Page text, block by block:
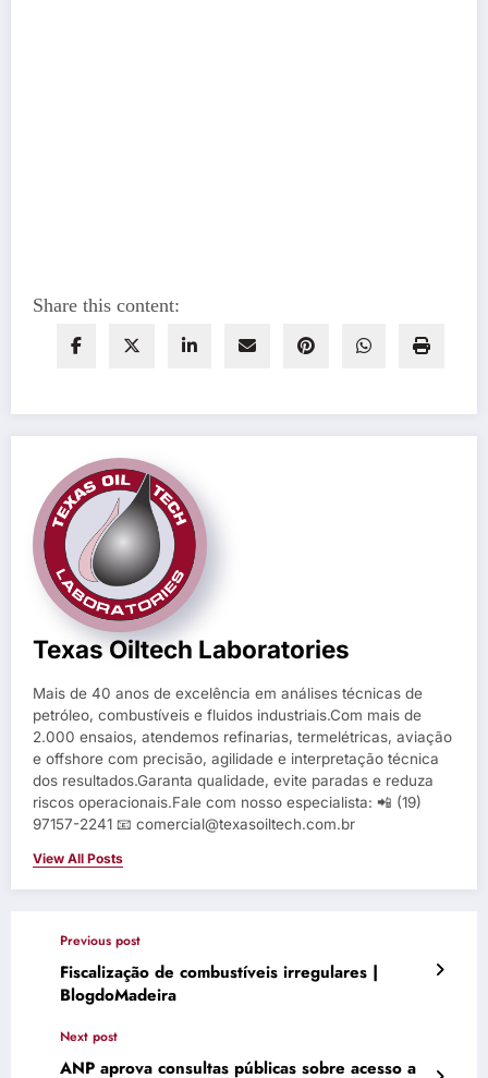
Share this content:
Texas Oiltech Laboratories
Mais de 40 anos de excelência em análises técnicas de
petróleo, combustíveis e fluidos industriais.Com mais de
2.000 ensaios, atendemos refinarias, termelétricas, aviação
e offshore com precisão, agilidade e interpretação técnica
dos resultados.Garanta qualidade, evite paradas e reduza
riscos operacionais.Fale com nosso especialista: 📲 (19)
97157-2241 📧 comercial@texasoiltech.com.br
View All Posts
Previous post
Fiscalização de combustíveis irregulares |
BlogdoMadeira
Next post
ANP aprova consultas públicas sobre acesso a